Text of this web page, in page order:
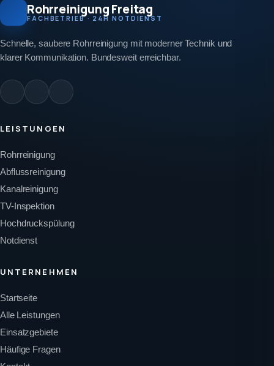
Rohrreinigung Freitag
FACHBETRIEB · 24H NOTDIENST
Schnelle, saubere Rohrreinigung mit moderner Technik und
klarer Kommunikation. Bundesweit erreichbar.
LEISTUNGEN
Rohrreinigung
Abflussreinigung
Kanalreinigung
TV-Inspektion
Hochdruckspülung
Notdienst
UNTERNEHMEN
Startseite
Alle Leistungen
Einsatzgebiete
Häufige Fragen